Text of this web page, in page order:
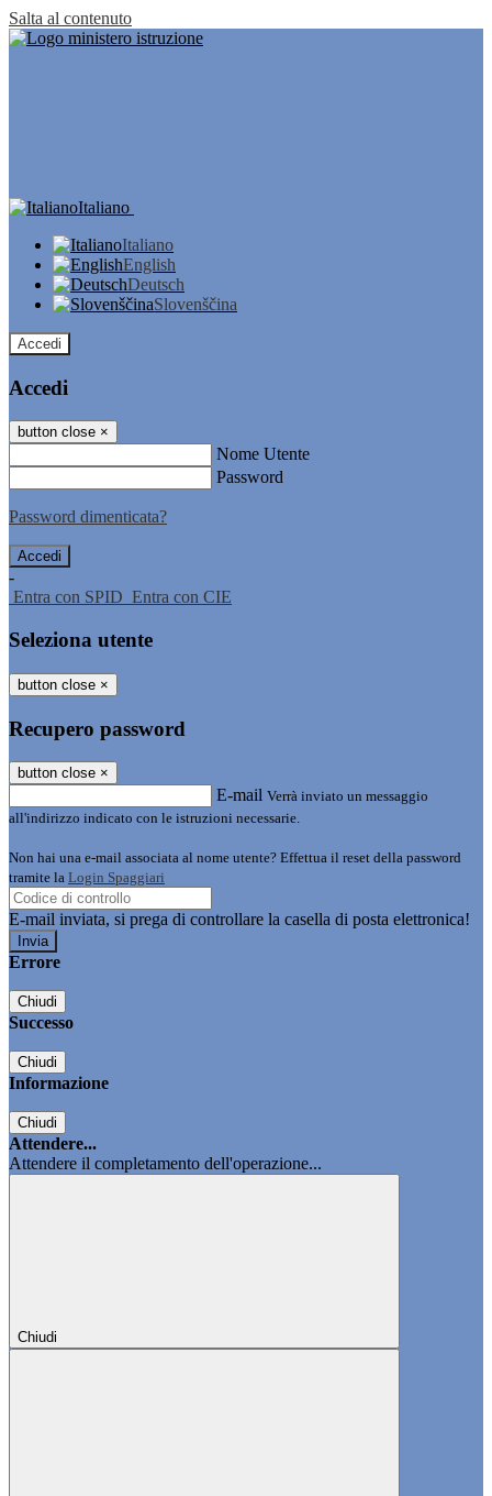
Salta al contenuto
Italiano
Italiano
English
Deutsch
Slovenščina
Accedi
Accedi
button close ×
Nome Utente
Password
Password dimenticata?
-
Entra con SPID Entra con CIE
Seleziona utente
button close ×
Recupero password
button close ×
E-mail Verrà inviato un messaggio
all'indirizzo indicato con le istruzioni necessarie.
Non hai una e-mail associata al nome utente? Effettua il reset della password
tramite la Login Spaggiari
E-mail inviata, si prega di controllare la casella di posta elettronica!
Errore
Chiudi
Successo
Chiudi
Informazione
Chiudi
Attendere...
Attendere il completamento dell'operazione...
Chiudi